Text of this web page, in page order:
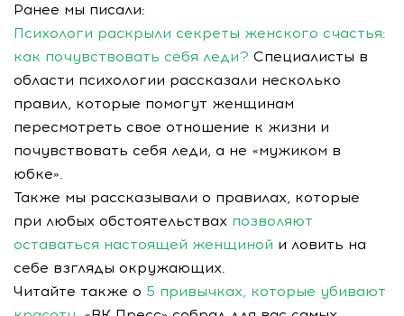
Ранее мы писали:
Психологи раскрыли секреты женского счастья:
как почувствовать себя леди? Специалисты в
области психологии рассказали несколько
правил, которые помогут женщинам
пересмотреть свое отношение к жизни и
почувствовать себя леди, а не «мужиком в
юбке».
Также мы рассказывали о правилах, которые
при любых обстоятельствах позволяют
оставаться настоящей женщиной и ловить на
себе взгляды окружающих.
Читайте также о 5 привычках, которые убивают